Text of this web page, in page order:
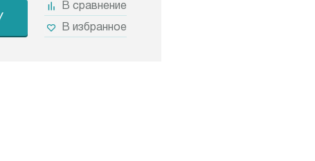
В сравнение
В избранное